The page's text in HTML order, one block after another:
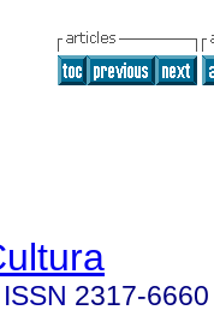
ISSN 2317-6660